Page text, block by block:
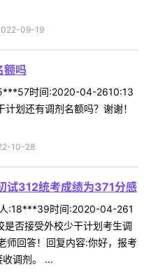
09-19
额吗
时间:2020-04-2610:13
划还有调剂名额吗？谢谢！
10-28
试312统考成绩为371分感
:18***39时间:2020-04-261
否接受外校少干计划考生调
师回答！回复内容:你好，报考
调剂。 ...